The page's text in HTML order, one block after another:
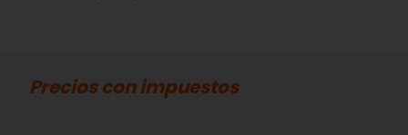
Precios con impuestos